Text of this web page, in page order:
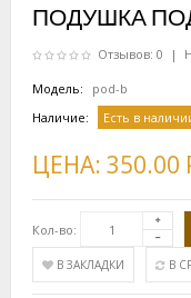
ПОДУШКА
Отзывов: 0 |
Модель:
pod-b
Наличие:
Есть в
ЦЕНА: 350.00
Кол-во:
В ЗАКЛАДКИ В